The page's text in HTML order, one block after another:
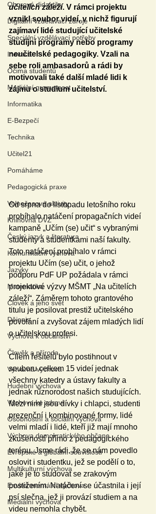
Oborové didaktiky
Digitální vzdělávací zdroje
Speciální vzdělávací potřeby
Inovace
Očima studentů
Mediální gramotnost
Informatika
E-Bezpečí
Technika
Učitel21
Pomáháme
Pedagogická praxe
Volnočasové aktivity
Knihovna DVZ
Český jazyk a literatura
Komunikační výchova
Jazyky
Matematika
Člověk a jeho svět
Dějepis
Výchova k občanství
Člověk a příroda
Výtvarná výchova
Hudební výchova
Výchova ke zdraví
Osobnostní a sociální výchova
Výchova demokratického občana
Evropské a globální souvislosti
Multikulturní výchova
Environmentální výchova
Mediální výchova
učitelích záleží. V rámci projektu
vznikl soubor videí, v nichž figurují
zajímaví lidé studující učitelské
studijní programy nebo programy
neučitelské pedagogiky. Vzali na
sebe roli ambasadorů a rádi by
motivovali také další mladé lidi k
zájmu o studium učitelství.
Od srpna do listopadu letošního roku
probíhalo natáčení propagačních videí
kampaně „Učím (se) učit“ s vybranými
studenty a studentkami naší fakulty.
Toto natáčení probíhalo v rámci
projektu Učím (se) učit, o jehož
podporu PdF UP požádala v rámci
projektové výzvy MŠMT „Na učitelích
záleží“. Záměrem tohoto grantového
titulu je posilovat prestiž učitelského
povolání a zvyšovat zájem mladých lidí
o učitelskou profesi.
Cílem řešitelů bylo postihnout v
souboru celkem 15 videí jednak
všechny katedry a ústavy fakulty a
jednak různorodost našich studujících.
Mezi nimi jsou dívky i chlapci, studenti
prezenční i kombinované formy, lidé
velmi mladí i lidé, kteří již mají mnoho
zkušeností přímo z pedagogického
terénu. Jsme rádi, že se nám povedlo
oslovit i studentku, jež se podělí o to,
jaké je to studovat se zrakovým
postižením. Natáčení se účastnila i její
psí slečna, jež ji provází studiem a na
videu nemohla chybět.